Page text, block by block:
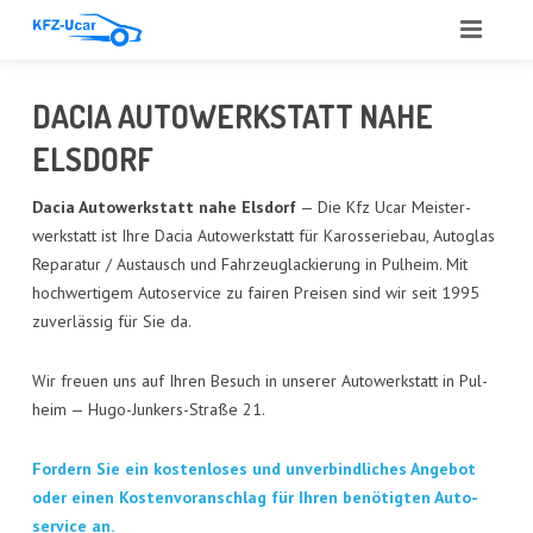
ÜBER UNS
LEIS­TUN­GEN
ANGE­BOT
ANKAUF
AUTO­GLAS
REFE­REN­ZEN
DACIA AUTO­WERK­STATT NAHE
ELSDORF
Dacia Auto­werk­statt nahe Els­dorf— Die Kfz Ucar Meis­ter­
werk­statt ist Ihre Dacia Auto­werk­statt für Karos­se­rie­bau, Auto­glas
Repa­ra­tur / Aus­tausch und Fahr­zeug­la­ckie­rung in Pul­heim. Mit
hoch­wer­ti­gem Auto­ser­vice zu fai­ren Prei­sen sind wir seit 1995
zuver­läs­sig für Sie da.
Wir freu­en uns auf Ihren Besuch in unse­rer Auto­werk­statt in Pul­
heim — Hugo-Jun­kers-Stra­ße 21.
For­dern Sie ein kos­ten­lo­ses und unver­bind­li­ches Ange­bot
oder einen Kos­ten­vor­anschlag für Ihren benö­tig­ten Auto­
ser­vice an.